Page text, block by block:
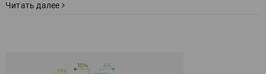
Читать далее